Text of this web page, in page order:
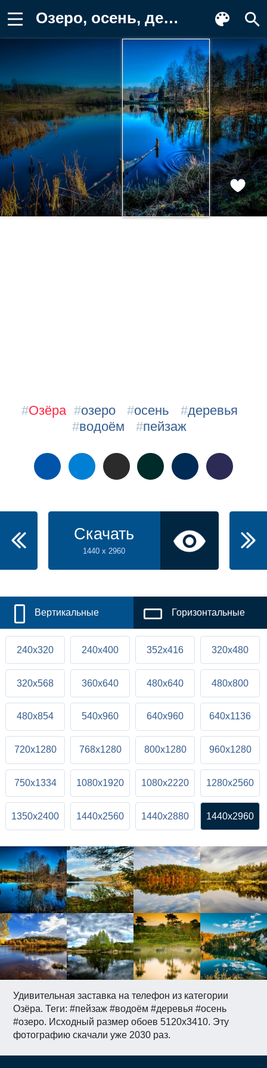
Озеро, осень, деревья, водоём, пейзаж Обои
Удивительная заставка на телефон из категории
Озёра. Теги: #пейзаж #водоём #деревья #осень
#озеро. Исходный размер обоев 5120x3410. Эту
фотографию скачали уже 2030 раз.
#Озёра #озеро #осень #деревья
#водоём #пейзаж
Скачать
1440 x 2960
Вертикальные Горизонтальные
240x320 240x400 352x416 320x480
320x568 360x640 480x640 480x800
480x854 540x960 640x960 640x1136
720x1280 768x1280 800x1280 960x1280
750x1334 1080x1920 1080x2220 1280x2560
1350x2400 1440x2560 1440x2880 1440x2960